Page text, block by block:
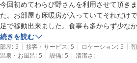
今回初めてわらび野さんを利用させて頂き
た。お部屋も床暖房が入っていてそれだけ
足で移動出来ました。食事も多からず少な
美味しかったです。特にお米は最高でした
ので購入しました。お値段もリーズナブル
が調整も出来てゆっくり温まる事が出来ま
続きを読む
部屋: 5 | 接客・サービス: 5 | ロケーション: 5 |
温泉・お風呂: 5 | 設備: 5 | 清潔さ: -